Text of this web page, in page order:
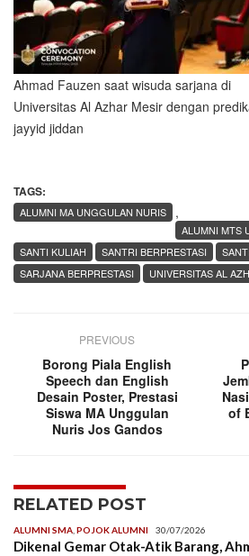
Ahmad Fauzen saat wisuda sarjana di
Universitas Al Azhar Mesir dengan
jayyid jiddan
TAGS:
,
ALUMNI MA UNGGULAN NURIS
ALUMNI MTS
SANTI KULIAH
SANTRI BERPRESTASI
SARJANA BERPRESTASI
UNIVERSITAS AL
PREVIOUS
Borong Piala English
Speech dan English
Desain Poster, Prestasi
Siswa MA Unggulan
Nuris Jos Gandos
of
RELATED POST
ALUMNI SMA POJOK ALUMNI 30/07/2026
Dikenal Gemar Otak-Atik Barang,